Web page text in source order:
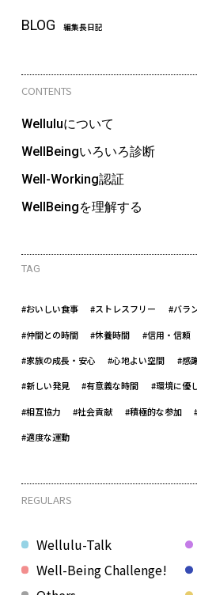
BLOG 編集長日記
CONTENTS
Welluluについて
WellBeingいろいろ診断
Well-Working認証
WellBeingを理解する
TAG
#おいしい食事 #ストレスフリー #バラ
#仲間との時間 #休養時間 #信用・信頼
#家族の成長・安心 #心地よい空間 #感
#新しい発見 #有意義な時間 #環境に優
#相互協力 #社会貢献 #積極的な参加
#適度な運動
REGULARS
Wellulu-Talk
Well-Being Challenge!